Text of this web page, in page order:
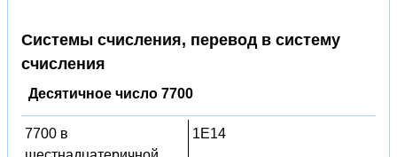
Системы счисления, перевод в систему
счисления
Десятичное число 7700
7700 в
1E14